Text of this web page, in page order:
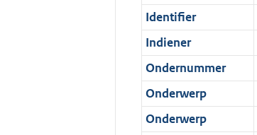
a
a
t
m
a
a
t
r
m
a
a
t
o
r
m
a
a
t
Identifier
Indiener
Ondernummer
Onderwerp
Onderwerp